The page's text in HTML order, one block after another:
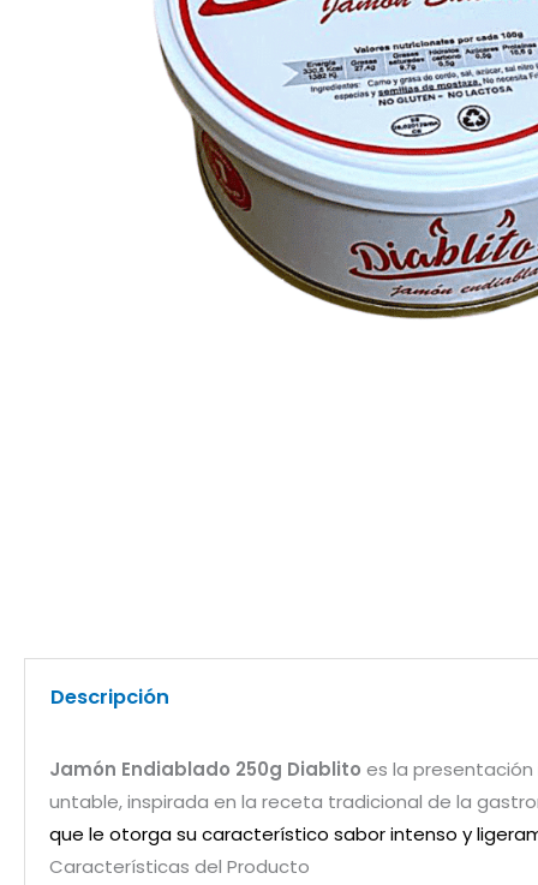
Descripción
Jamón Endiablado 250g Diablito es la
untable, inspirada en la receta tradicional de la
que le otorga su característico sabor intenso y
Características del Producto